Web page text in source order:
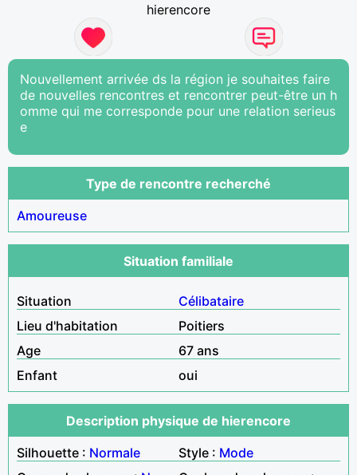
hierencore
Nouvellement arrivée ds la région je souhaites faire
de nouvelles rencontres et rencontrer peut-être un h
omme qui me corresponde pour une relation serieus
e
Type de rencontre recherché
Amoureuse
Situation familiale
Situation
Célibataire
Lieu d'habitation
Poitiers
Age
67 ans
Enfant
oui
Description physique de hierencore
Silhouette : Normale Style : Mode